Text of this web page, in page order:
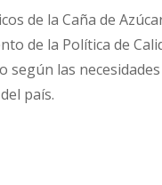
de la Caña de
de la Política de
las necesidades
país.